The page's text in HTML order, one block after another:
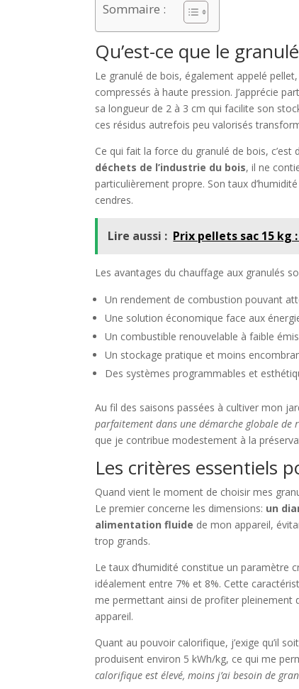
Sommaire :
Qu’est-ce que le
Le granulé de bois, également appelé
compressés à haute pression. J’apprécie
sa longueur de 2 à 3 cm qui facilite son
ces résidus autrefois peu valorisés
Ce qui fait la force du granulé de bois, c’est
déchets de l’industrie du bois, il ne
particulièrement propre. Son taux
cendres.
Lire aussi : Prix pellets sac 15
Les avantages du chauffage aux granulés
Un rendement de combustion pouvant
Une solution économique face aux
Un combustible renouvelable à faible
Un stockage pratique et moins
Des systèmes programmables et
Au fil des saisons passées à cultiver mon
parfaitement dans une démarche globale de
que je contribue modestement à la
Les critères essentiels
Quand vient le moment de choisir mes
Le premier concerne les dimensions: un
alimentation fluide de mon appareil,
trop grands.
Le taux d’humidité constitue un paramètre
idéalement entre 7% et 8%. Cette
me permettant ainsi de profiter pleinement
appareil.
Quant au pouvoir calorifique, j’exige qu’il
produisent environ 5 kWh/kg, ce qui me
calorifique est élevé, moins j’ai besoin de